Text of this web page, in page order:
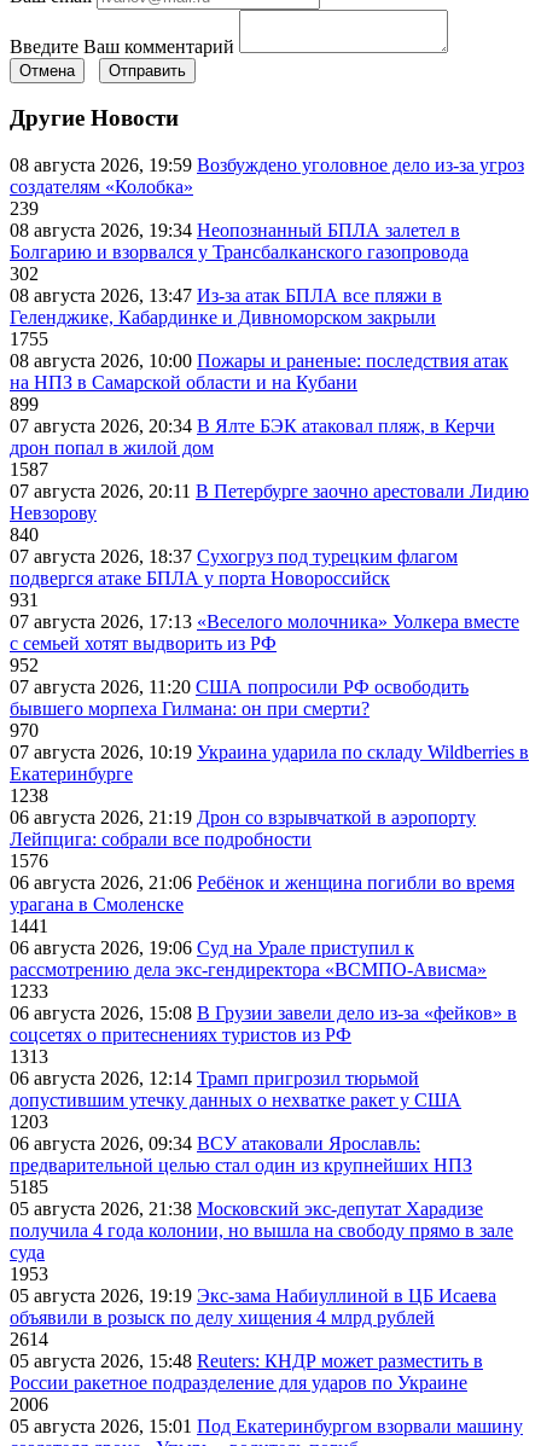
Введите Ваш комментарий
Отмена Отправить
Другие Новости
08 августа 2026, 19:59 Возбуждено уголовное дело из-за угроз
создателям «Колобка»
239
08 августа 2026, 19:34 Неопознанный БПЛА залетел в
Болгарию и взорвался у Трансбалканского газопровода
302
08 августа 2026, 13:47 Из-за атак БПЛА все пляжи в
Геленджике, Кабардинке и Дивноморском закрыли
1755
08 августа 2026, 10:00 Пожары и раненые: последствия атак
на НПЗ в Самарской области и на Кубани
899
07 августа 2026, 20:34 В Ялте БЭК атаковал пляж, в Керчи
дрон попал в жилой дом
1587
07 августа 2026, 20:11 В Петербурге заочно арестовали Лидию
Невзорову
840
07 августа 2026, 18:37 Сухогруз под турецким флагом
подвергся атаке БПЛА у порта Новороссийск
931
07 августа 2026, 17:13 «Веселого молочника» Уолкера вместе
с семьей хотят выдворить из РФ
952
07 августа 2026, 11:20 США попросили РФ освободить
бывшего морпеха Гилмана: он при смерти?
970
07 августа 2026, 10:19 Украина ударила по складу Wildberries в
Екатеринбурге
1238
06 августа 2026, 21:19 Дрон со взрывчаткой в аэропорту
Лейпцига: собрали все подробности
1576
06 августа 2026, 21:06 Ребёнок и женщина погибли во время
урагана в Смоленске
1441
06 августа 2026, 19:06 Суд на Урале приступил к
рассмотрению дела экс-гендиректора «ВСМПО-Ависма»
1233
06 августа 2026, 15:08 В Грузии завели дело из-за «фейков» в
соцсетях о притеснениях туристов из РФ
1313
06 августа 2026, 12:14 Трамп пригрозил тюрьмой
допустившим утечку данных о нехватке ракет у США
1203
06 августа 2026, 09:34 ВСУ атаковали Ярославль:
предварительной целью стал один из крупнейших НПЗ
5185
05 августа 2026, 21:38 Московский экс-депутат Харадизе
получила 4 года колонии, но вышла на свободу прямо в зале
суда
1953
05 августа 2026, 19:19 Экс-зама Набиуллиной в ЦБ Исаева
объявили в розыск по делу хищения 4 млрд рублей
2614
05 августа 2026, 15:48 Reuters: КНДР может разместить в
России ракетное подразделение для ударов по Украине
2006
05 августа 2026, 15:01 Под Екатеринбургом взорвали машину